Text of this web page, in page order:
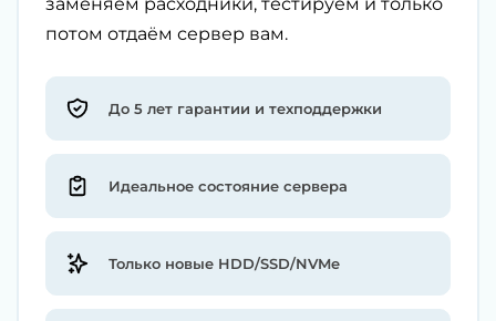
потом отдаём сервер вам.
До 5 лет гарантии и техподдержки
Идеальное состояние сервера
Только новые HDD/SSD/NVMe